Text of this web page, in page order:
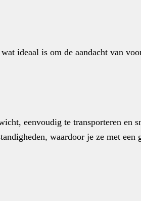
ideaal is om de aandacht van
eenvoudig te transporteren en
waardoor je ze met een